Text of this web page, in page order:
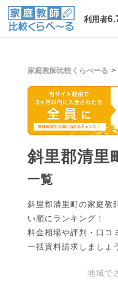
利用者
家庭教師比較くらべーる
斜里郡清里
一覧
斜里郡清里町の家庭教
い順にランキング！
料金相場や評判・口コ
一括資料請求しましょ
地域で